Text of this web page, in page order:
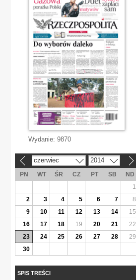
Wydanie: 9870
czerwiec 2014
PN WT ŚR CZ PT SB
ND
1
2
3 4 5 6 7
8
9
10 11 12 13 14
15
16
17 18 19 20 21
22
23
24 25 26 27 28
29
30
SPIS TREŚCI